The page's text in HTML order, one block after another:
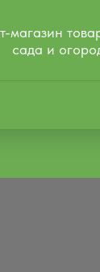
магазин
сада и